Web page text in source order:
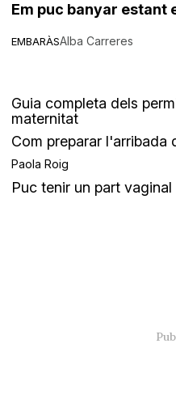
EMBARÀS
Em puc banyar estant
Alba Carreres
Guia completa dels
maternitat
Com preparar l'arribada
Paola Roig
Puc tenir un part